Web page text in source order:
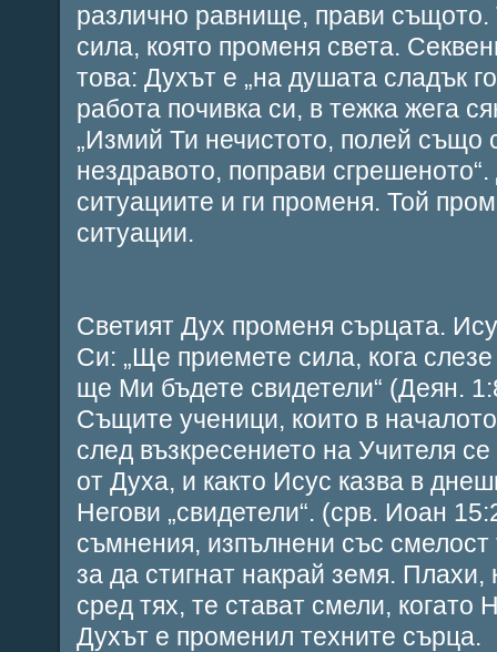
различно равнище, прави същото.
сила, която променя света.
това: Духът е „на душата сладък
работа почивка си, в тежка жега
„Измий Ти нечистото, полей също
нездравото, поправи
ситуациите и ги променя. Той
ситуации.
Светият Дух променя сърцата.
Си: „Ще приемете сила, кога
ще Ми бъдете свидетели“ (Деян.
Същите ученици, които в
след възкресението на Учителя
от Духа, и както Исус казва в
Негови „свидетели“. (срв. Иоан
съмнения, изпълнени със
за да стигнат накрай земя.
сред тях, те стават смели, когато
Духът е променил техните сърца.